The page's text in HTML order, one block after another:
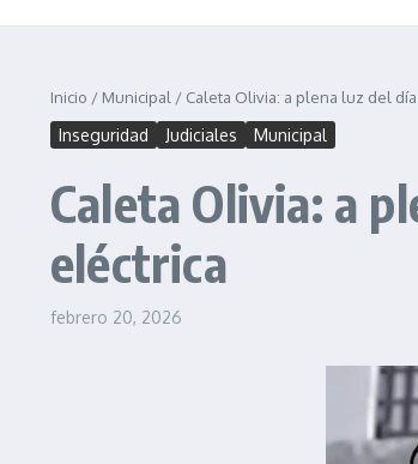
Inicio / Municipal / Caleta Olivia: a plena luz del
Inseguridad Judiciales Municipal
Caleta Olivia: a
eléctrica
febrero 20, 2026